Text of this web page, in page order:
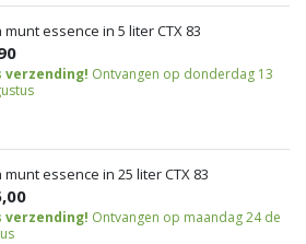
munt essence in 5 liter CTX 83
verzending! Ontvangen op donderdag 13
munt essence in 25 liter CTX 83
verzending! Ontvangen op maandag 24 de